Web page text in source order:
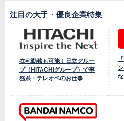
注目の大手・優良企業特集
在宅勤務も可能！日立グルー
プ（HITACHIグループ）で事
務系・テレオペのお仕事